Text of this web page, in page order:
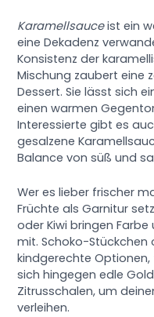
Karamellsauceist ein
eine Dekadenz
Konsistenz der
Mischung zaubert eine
Dessert. Sie lässt sich
einen warmen
Interessierte gibt es
gesalzene
Balance von süß und
Wer es lieber frischer
Früchte als Garnitur
oder Kiwi bringen
mit. Schoko-Stückchen
kindgerechte
sich hingegen edle
Zitrusschalen, um
verleihen.